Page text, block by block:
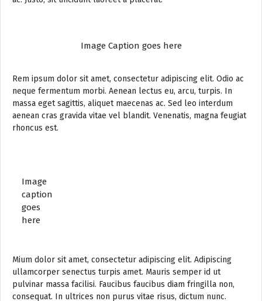
Image Caption goes here
Rem ipsum dolor sit amet, consectetur adipiscing elit. Odio ac
neque fermentum morbi. Aenean lectus eu, arcu, turpis. In
massa eget sagittis, aliquet maecenas ac. Sed leo interdum
aenean cras gravida vitae vel blandit. Venenatis, magna feugiat
rhoncus est.
Image
caption
goes
here
Mium dolor sit amet, consectetur adipiscing elit. Adipiscing
ullamcorper senectus turpis amet. Mauris semper id ut
pulvinar massa facilisi. Faucibus faucibus diam fringilla non,
consequat. In ultrices non purus vitae risus, dictum nunc.